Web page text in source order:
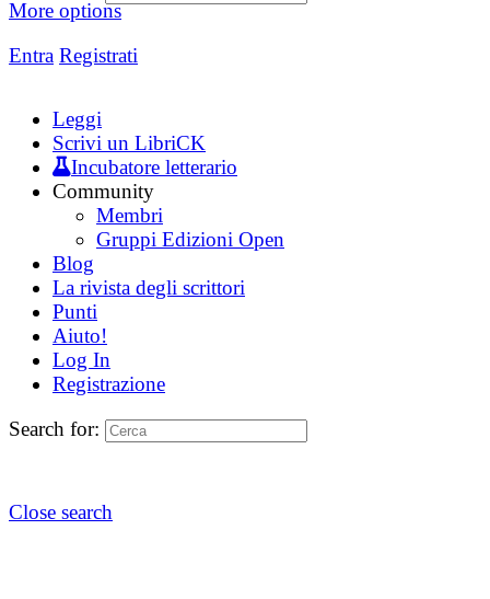
More options
Entra Registrati
Leggi
Scrivi un LibriCK
Incubatore letterario
Community
Membri
Gruppi Edizioni Open
Blog
La rivista degli scrittori
Punti
Aiuto!
Log In
Registrazione
Search for:
Close search